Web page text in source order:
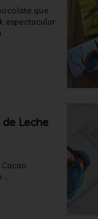
que
espectacular.
Leche
y